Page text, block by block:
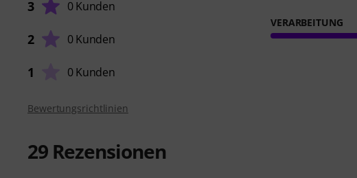
3 0 Kunden
2 0 Kunden
1 0 Kunden
VERARBEITUNG
Bewertungsrichtlinien
29 Rezensionen